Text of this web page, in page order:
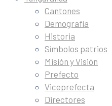
Cantones
Demografía
Historia
Símbolos patrios
Misión y Visión
Prefecto
Viceprefecta
Directores